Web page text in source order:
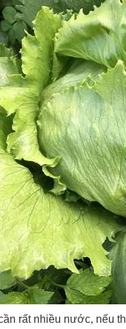
rất nhiều nước, nếu